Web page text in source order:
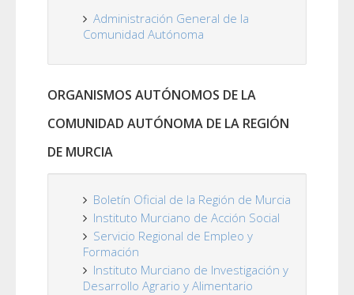
Administración General de la
Comunidad Autónoma
ORGANISMOS AUTÓNOMOS DE LA
COMUNIDAD AUTÓNOMA DE LA REGIÓN
DE MURCIA
Boletín Oficial de la Región de Murcia
Instituto Murciano de Acción Social
Servicio Regional de Empleo y
Formación
Instituto Murciano de Investigación y
Desarrollo Agrario y Alimentario